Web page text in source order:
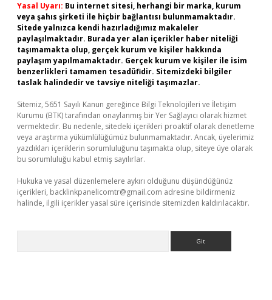
Yasal Uyarı: Bu internet sitesi, herhangi bir marka, kurum
veya şahıs şirketi ile hiçbir bağlantısı bulunmamaktadır.
Sitede yalnızca kendi hazırladığımız makaleler
paylaşılmaktadır. Burada yer alan içerikler haber niteliği
taşımamakta olup, gerçek kurum ve kişiler hakkında
paylaşım yapılmamaktadır. Gerçek kurum ve kişiler ile isim
benzerlikleri tamamen tesadüfidir. Sitemizdeki bilgiler
taslak halindedir ve tavsiye niteliği taşımazlar.
Sitemiz, 5651 Sayılı Kanun gereğince Bilgi Teknolojileri ve İletişim
Kurumu (BTK) tarafından onaylanmış bir Yer Sağlayıcı olarak hizmet
vermektedir. Bu nedenle, sitedeki içerikleri proaktif olarak denetleme
veya araştırma yükümlülüğümüz bulunmamaktadır. Ancak, üyelerimiz
yazdıkları içeriklerin sorumluluğunu taşımakta olup, siteye üye olarak
bu sorumluluğu kabul etmiş sayılırlar.
Hukuka ve yasal düzenlemelere aykırı olduğunu düşündüğünüz
içerikleri, backlinkpanelicomtr@gmail.com adresine bildirmeniz
halinde, ilgili içerikler yasal süre içerisinde sitemizden kaldırılacaktır.